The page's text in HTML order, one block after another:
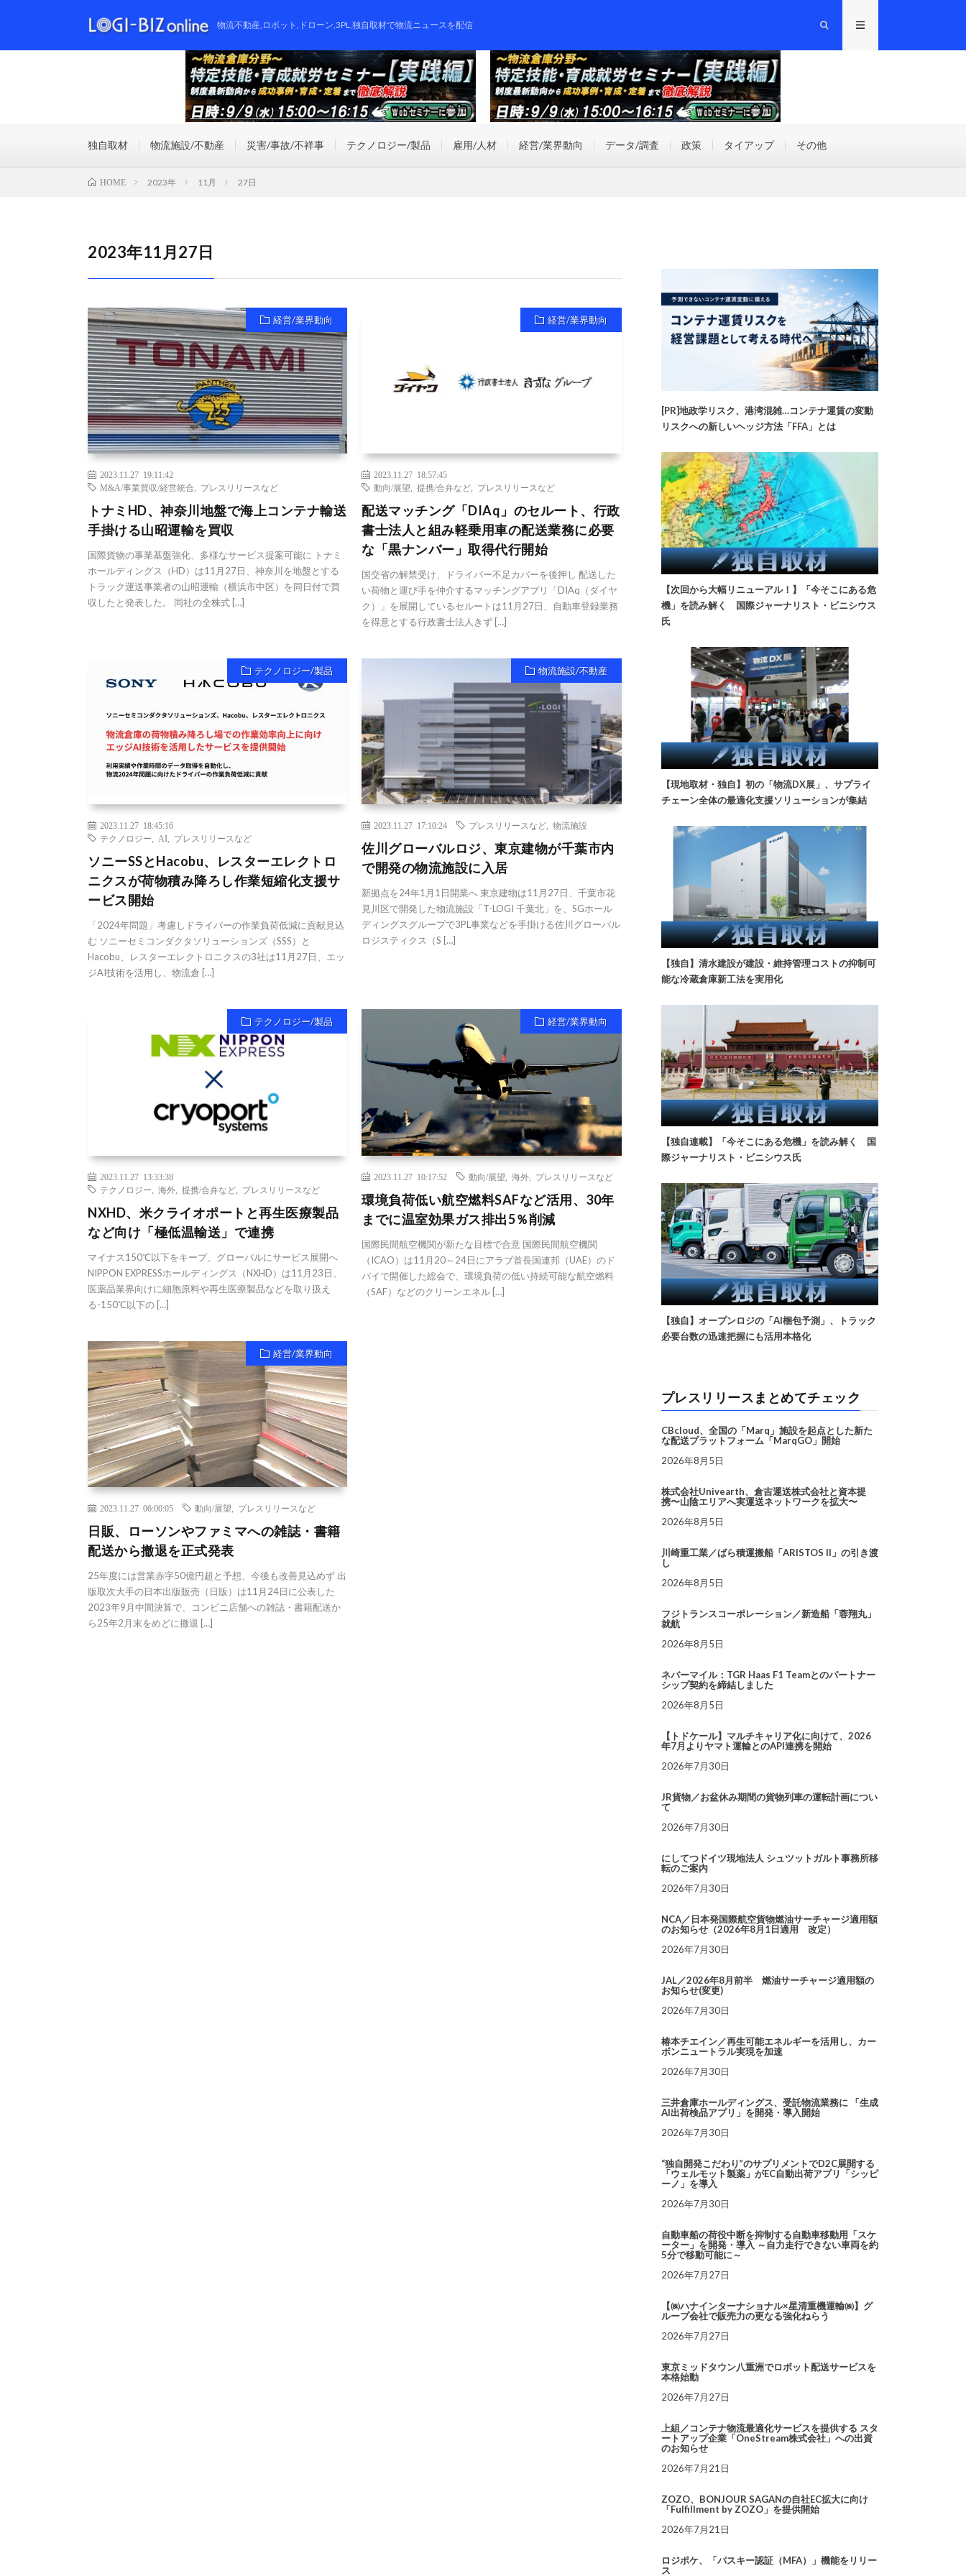
物流不動産,ロボット,ドローン,3PL,独自取材で物流ニュースを配信
独自取材 物流施設/不動産 災害/事故/不祥事 テクノロジー/製品 雇用/人材 経営/業界動向 データ/調査 政策 タイアップ その他
HOME 2023年 11月 27日
2023年11月27日
経営/業界動向
2023.11.27 19:11:42
M&A/事業買収/経営統合
プレスリリースなど
トナミHD、神奈川地盤で海上コンテナ輸送
手掛ける山昭運輸を買収
国際貨物の事業基盤強化、多様なサービス提案可能に トナミ
ホールディングス（HD）は11月27日、神奈川を地盤とする
トラック運送事業者の山昭運輸（横浜市中区）を同日付で買
収したと発表した。 同社の全株式 […]
経営/業界動向
2023.11.27 18:57:45
動向/展望
,提携/合弁など プレスリリースなど
配送マッチング「DIAq」のセルート、行政
書士法人と組み軽乗用車の配送業務に必要
な「黒ナンバー」取得代行開始
国交省の解禁受け、ドライバー不足カバーを後押し 配送した
い荷物と運び手を仲介するマッチングアプリ「DIAq（ダイヤ
ク）」を展開しているセルートは11月27日、自動車登録業務
を得意とする行政書士法人きず […]
テクノロジー/製品
2023.11.27 18:45:16
テクノロジー
AI プレスリリースなど
ソニーSSとHacobu、レスターエレクトロ
ニクスが荷物積み降ろし作業短縮化支援サ
ービス開始
「2024年問題」考慮しドライバーの作業負荷低減に貢献見込
む ソニーセミコンダクタソリューションズ（SSS）と
Hacobu、レスターエレクトロニクスの3社は11月27日、エッ
ジAI技術を活用し、物流倉 […]
物流施設/不動産
2023.11.27 17:10:24 プレスリリースなど ,物流施設
佐川グローバルロジ、東京建物が千葉市内
で開発の物流施設に入居
新拠点を24年1月1日開業へ 東京建物は11月27日、千葉市花
見川区で開発した物流施設「T-LOGI 千葉北」を、SGホール
ディングスグループで3PL事業などを手掛ける佐川グローバル
ロジスティクス（S […]
テクノロジー/製品
2023.11.27 13:33:38
テクノロジー
海外 提携/合弁など プレスリリースなど
NXHD、米クライオポートと再生医療製品
など向け「極低温輸送」で連携
マイナス150℃以下をキープ、グローバルにサービス展開へ
NIPPON EXPRESSホールディングス（NXHD）は11月23日、
医薬品業界向けに細胞原料や再生医療製品などを取り扱え
る-150℃以下の […]
経営/業界動向
2023.11.27 10:17:52 動向/展望 ,海外 プレスリリースなど
環境負荷低い航空燃料SAFなど活用、30年
までに温室効果ガス排出5％削減
国際民間航空機関が新たな目標で合意 国際民間航空機関
（ICAO）は11月20～24日にアラブ首長国連邦（UAE）のド
バイで開催した総会で、環境負荷の低い持続可能な航空燃料
（SAF）などのクリーンエネル […]
経営/業界動向
2023.11.27 06:00:05 動向/展望 プレスリリースなど
日販、ローソンやファミマへの雑誌・書籍
配送から撤退を正式発表
25年度には営業赤字50億円超と予想、今後も改善見込めず 出
版取次大手の日本出版販売（日販）は11月24日に公表した
2023年9月中間決算で、コンビニ店舗への雑誌・書籍配送か
ら25年2月末をめどに撤退 […]
[PR]地政学リスク、港湾混雑…コンテナ運賃の変動
リスクへの新しいヘッジ方法「FFA」とは
【次回から大幅リニューアル！】「今そこにある危
機」を読み解く 国際ジャーナリスト・ビニシウス
氏
【現地取材・独自】初の「物流DX展」、サプライ
チェーン全体の最適化支援ソリューションが集結
【独自】清水建設が建設・維持管理コストの抑制可
能な冷蔵倉庫新工法を実用化
【独自連載】「今そこにある危機」を読み解く 国
際ジャーナリスト・ビニシウス氏
【独自】オープンロジの「AI梱包予測」、トラック
必要台数の迅速把握にも活用本格化
プレスリリースまとめてチェック
CBcloud、全国の「Marq」施設を起点とした新た
な配送プラットフォーム「MarqGO」開始
2026年8月5日
株式会社Univearth、倉吉運送株式会社と資本提
携〜山陰エリアへ実運送ネットワークを拡大〜
2026年8月5日
川崎重工業／ばら積運搬船「ARISTOS II」の引き渡
し
2026年8月5日
フジトランスコーポレーション／新造船「蓉翔丸」
就航
2026年8月5日
ネバーマイル：TGR Haas F1 Teamとのパートナー
シップ契約を締結しました
2026年8月5日
【トドケール】マルチキャリア化に向けて、2026
年7月よりヤマト運輸とのAPI連携を開始
2026年7月30日
JR貨物／お盆休み期間の貨物列車の運転計画につい
て
2026年7月30日
にしてつドイツ現地法人 シュツットガルト事務所移
転のご案内
2026年7月30日
NCA／日本発国際航空貨物燃油サーチャージ適用額
のお知らせ（2026年8月1日適用 改定）
2026年7月30日
JAL／2026年8月前半 燃油サーチャージ適用額の
お知らせ(変更)
2026年7月30日
椿本チエイン／再生可能エネルギーを活用し、カー
ボンニュートラル実現を加速
2026年7月30日
三井倉庫ホールディングス、受託物流業務に 「生成
AI出荷検品アプリ」を開発・導入開始
2026年7月30日
“独自開発こだわり”のサプリメントでD2C展開する
「ウェルモット製薬」がEC自動出荷アプリ「シッピ
ーノ」を導入
2026年7月30日
自動車船の荷役中断を抑制する自動車移動用「スケ
ーター」を開発・導入 ～自力走行できない車両を約
5分で移動可能に～
2026年7月27日
【㈱ハナインターナショナル×星清重機運輸㈱】グ
ループ会社で販売力の更なる強化ねらう
2026年7月27日
東京ミッドタウン八重洲でロボット配送サービスを
本格始動
2026年7月27日
上組／コンテナ物流最適化サービスを提供する スタ
ートアップ企業「OneStream株式会社」への出資
のお知らせ
2026年7月21日
ZOZO、BONJOUR SAGANの自社EC拡大に向け
「Fulfillment by ZOZO」を提供開始
2026年7月21日
ロジポケ、「パスキー認証（MFA）」機能をリリー
ス